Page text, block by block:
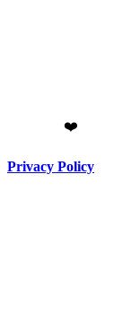
❤️
Privacy Policy